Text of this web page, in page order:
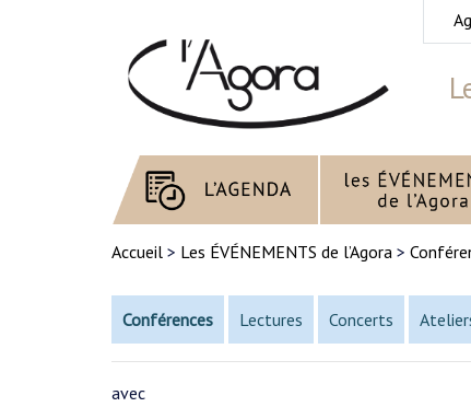
Accueil > Les ÉVÉNEMENTS de l’Agora >
Conférences Lectures Concerts
avec